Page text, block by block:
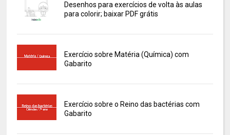
Desenhos para exercícios de volta às aulas
para colorir; baixar PDF grátis
Exercício sobre Matéria (Química) com
Gabarito
Exercício sobre o Reino das bactérias com
Gabarito